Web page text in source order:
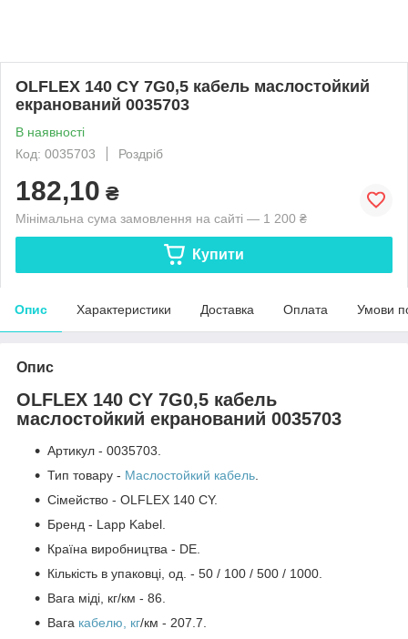
OLFLEX 140 CY 7G0,5 кабель маслостойкий
екранований 0035703
В наявності
Код: 0035703
Роздріб
182,10 ₴
Мінімальна сума замовлення на сайті — 1 200 ₴
Купити
Опис Характеристики Доставка Оплата Умови
Опис
OLFLEX 140 CY 7G0,5 кабель
маслостойкий екранований 0035703
Артикул - 0035703.
Тип товару - Маслостойкий кабель.
Сімейство - OLFLEX 140 CY.
Бренд - Lapp Kabel.
Країна виробництва - DE.
Кількість в упаковці, од. - 50 / 100 / 500 / 1000.
Вага міді, кг/км - 86.
Вага кабелю, кг/км - 207.7.